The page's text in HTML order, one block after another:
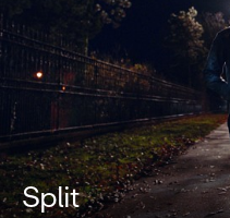
Split